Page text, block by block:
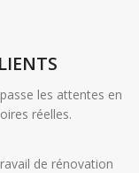
les attentes en
réelles.
de rénovation